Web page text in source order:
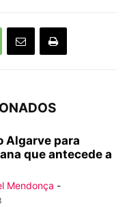
Algarve para
que antecede a
Mendonça -